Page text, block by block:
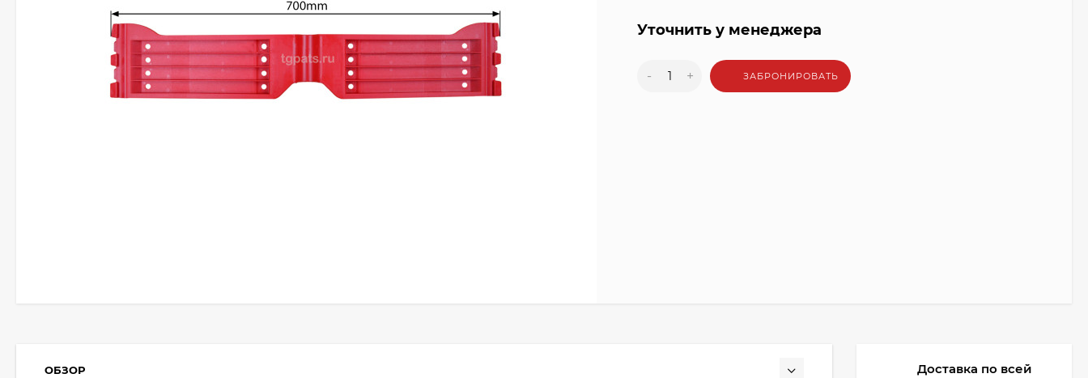
Уточнить у менеджера
- + ЗАБРОНИРОВАТЬ
ОБЗОР
Доставка по всей